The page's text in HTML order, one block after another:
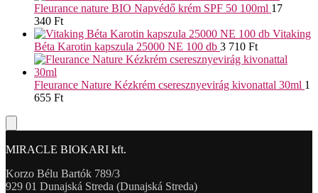
Fleurance nature BIO Napvédő krém SPF 50 100ml 17
340 Ft
Vitaking
Béta Karotin kapszula 25000 NE 100 db 3 710 Ft
Fleurance Nature Kézkrém cseresznyevirág kivonattal 30ml 1
655 Ft
MIRACLE BIOKARI kft.
Korzo Bélu Bartók 789/3
929 01 Dunajská Streda (Dunajská Streda)